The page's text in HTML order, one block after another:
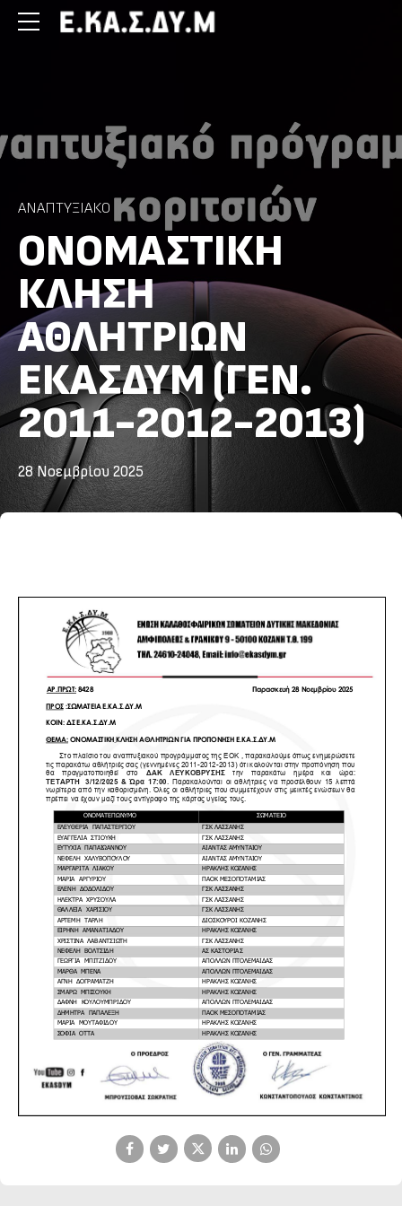
ΑΝΑΠΤΥΞΙΑΚΌ
ΟΝΟΜΑΣΤΙΚΉ
ΚΛΉΣΗ
ΑΘΛΗΤΡΙΏΝ
ΕΚΑΣΔΥΜ (ΓΕΝ.
2011-2012-2013)
28 Νοεμβρίου 2025